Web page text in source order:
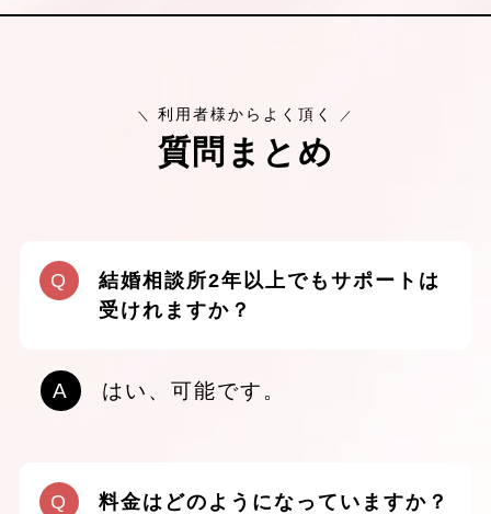
＼ 利用者様からよく頂く ／
質問まとめ
結婚相談所2年以上でもサポートは
受けれますか？
はい、可能です。
料金はどのようになっていますか？